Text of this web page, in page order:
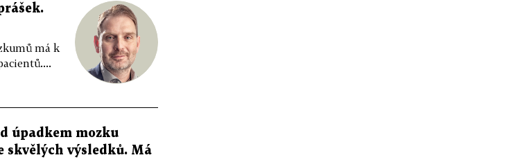
má k
úpadkem mozku
skvělých výsledků. Má